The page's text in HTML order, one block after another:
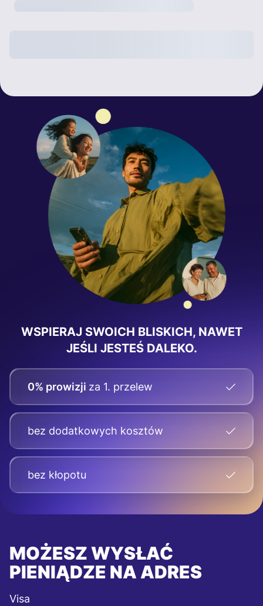
WSPIERAJ SWOICH BLISKICH, NAWET
JEŚLI JESTEŚ DALEKO.
0% prowizji za 1. przelew
bez dodatkowych kosztów
bez kłopotu
MOŻESZ WYSŁAĆ
PIENIĄDZE NA ADRES
Visa